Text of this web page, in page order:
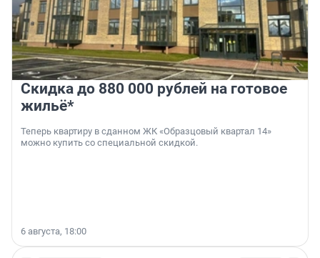
Скидка до 880 000 рублей на готовое
жильё*
Теперь квартиру в сданном ЖК «Образцовый квартал 14»
можно купить со специальной скидкой.
6 августа, 18:00